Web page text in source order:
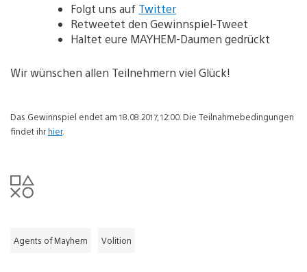
Folgt uns auf Twitter
Retweetet den Gewinnspiel-Tweet
Haltet eure MAYHEM-Daumen gedrückt
Wir wünschen allen Teilnehmern viel Glück!
Das Gewinnspiel endet am 18.08.2017, 12:00. Die Teilnahmebedingungen
findet ihrhier.
Agents of Mayhem Volition